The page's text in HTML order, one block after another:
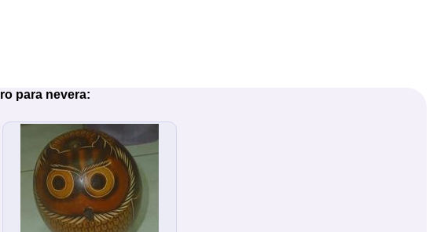
para nevera: